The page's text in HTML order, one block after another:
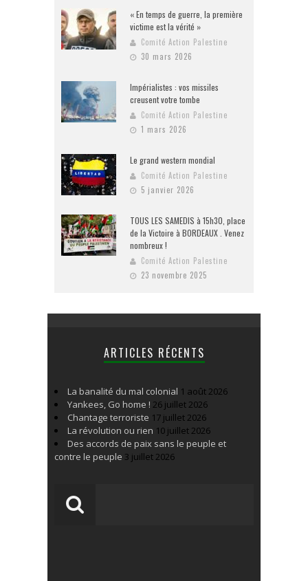
« En temps de guerre, la première
victime est la vérité »
Comité Action Palestine
30 mars 2026
Impérialistes : vos missiles
creusent votre tombe
Comité Action Palestine
1 mars 2026
Le grand western mondial
Comité Action Palestine
5 janvier 2026
TOUS LES SAMEDIS à 15h30, place
de la Victoire à BORDEAUX . Venez
nombreux !
Comité Action Palestine
23 novembre 2025
ARTICLES RÉCENTS
La banalité du mal colonial 1 août 2026
Yankees, Go home ! 26 juillet 2026
Chantage terroriste 17 juillet 2026
La révolution ou rien 10 juillet 2026
Des accords de paix sans le peuple et
contre le peuple 3 juillet 2026